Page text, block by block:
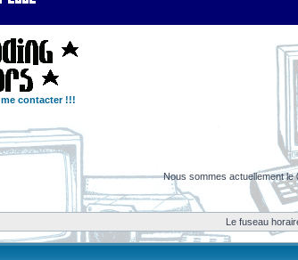
me contacter !!!
Nous sommes actuellement le
Le fuseau